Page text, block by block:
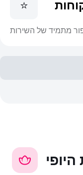
⭐
מתמיד של השירות